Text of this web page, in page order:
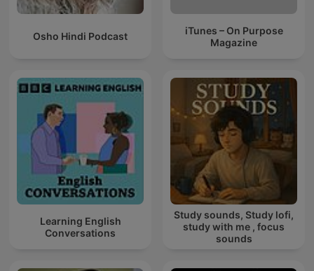
Osho Hindi Podcast
iTunes – On Purpose
Magazine
Learning English
Conversations
Study sounds, Study lofi,
study with me , focus
sounds